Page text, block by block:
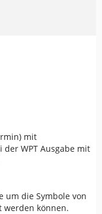
mit
WPT Ausgabe mit
um die Symbole von
werden können.